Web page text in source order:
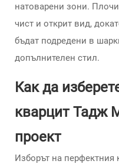
натоварени зони.
чист и открит вид,
бъдат подредени в
допълнителен стил.
Как да
кварцит Тадж
проект
Изборът на